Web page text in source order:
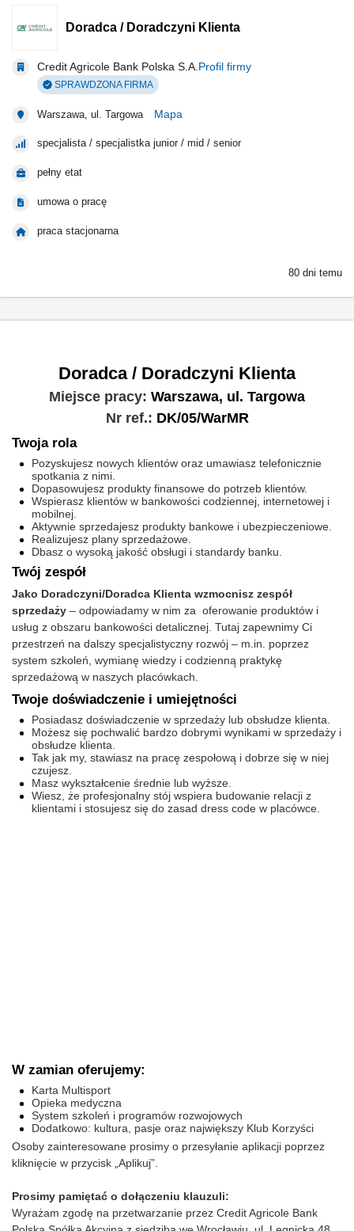
Doradca / Doradczyni Klienta
Credit Agricole Bank Polska S.A. Profil firmy
SPRAWDZONA FIRMA
Warszawa, ul. Targowa Mapa
specjalista / specjalistka junior / mid / senior
pełny etat
umowa o pracę
praca stacjonarna
80 dni temu
Doradca / Doradczyni Klienta
Miejsce pracy: Warszawa, ul. Targowa
Nr ref.: DK/05/WarMR
Twoja rola
Pozyskujesz nowych klientów oraz umawiasz telefonicznie
spotkania z nimi.
Dopasowujesz produkty finansowe do potrzeb klientów.
Wspierasz klientów w bankowości codziennej, internetowej i
mobilnej.
Aktywnie sprzedajesz produkty bankowe i ubezpieczeniowe.
Realizujesz plany sprzedażowe.
Dbasz o wysoką jakość obsługi i standardy banku.
Twój zespół
Jako Doradczyni/Doradca Klienta wzmocnisz zespół
sprzedaży – odpowiadamy w nim za oferowanie produktów i
usług z obszaru bankowości detalicznej. Tutaj zapewnimy Ci
przestrzeń na dalszy specjalistyczny rozwój – m.in. poprzez
system szkoleń, wymianę wiedzy i codzienną praktykę
sprzedażową w naszych placówkach.
Twoje doświadczenie i umiejętności
Posiadasz doświadczenie w sprzedaży lub obsłudze klienta.
Możesz się pochwalić bardzo dobrymi wynikami w sprzedaży i
obsłudze klienta.
Tak jak my, stawiasz na pracę zespołową i dobrze się w niej
czujesz.
Masz wykształcenie średnie lub wyższe.
Wiesz, że profesjonalny stój wspiera budowanie relacji z
klientami i stosujesz się do zasad dress code w placówce.
W zamian oferujemy:
Karta Multisport
Opieka medyczna
System szkoleń i programów rozwojowych
Dodatkowo: kultura, pasje oraz największy Klub Korzyści
Osoby zainteresowane prosimy o przesyłanie aplikacji poprzez
kliknięcie w przycisk „Aplikuj”.
Prosimy pamiętać o dołączeniu klauzuli:
Wyrażam zgodę na przetwarzanie przez Credit Agricole Bank